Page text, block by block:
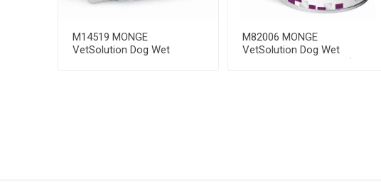
M14519 MONGE
VetSolution Dog Wet
M82006 MONGE
VetSolution Dog Wet
Gastrointestinal 400 g (pak...